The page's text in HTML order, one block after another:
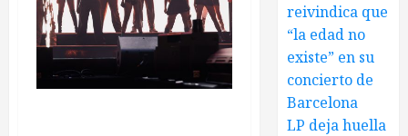
reivindica que
“la edad no
existe” en su
concierto de
Barcelona
LP deja huella